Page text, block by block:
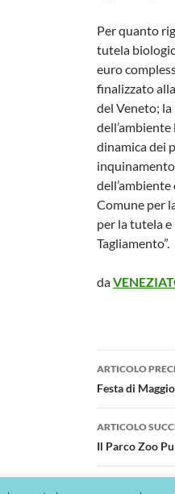
Per quanto
tutela
euro
finalizzato
del Veneto;
dinamica dei
Comune per
per la tutela
Tagliamento”.
da
articolo
ARTICOLO
Festa di
ARTICOLO
Il Parco Zoo